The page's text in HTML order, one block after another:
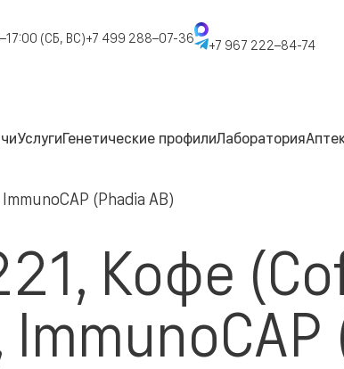
(СБ, ВС)+7 499 288–07-36 +7 967 222–84-74
УслугиГенетические профилиЛаборатория
(Phadia AB)
Кофе